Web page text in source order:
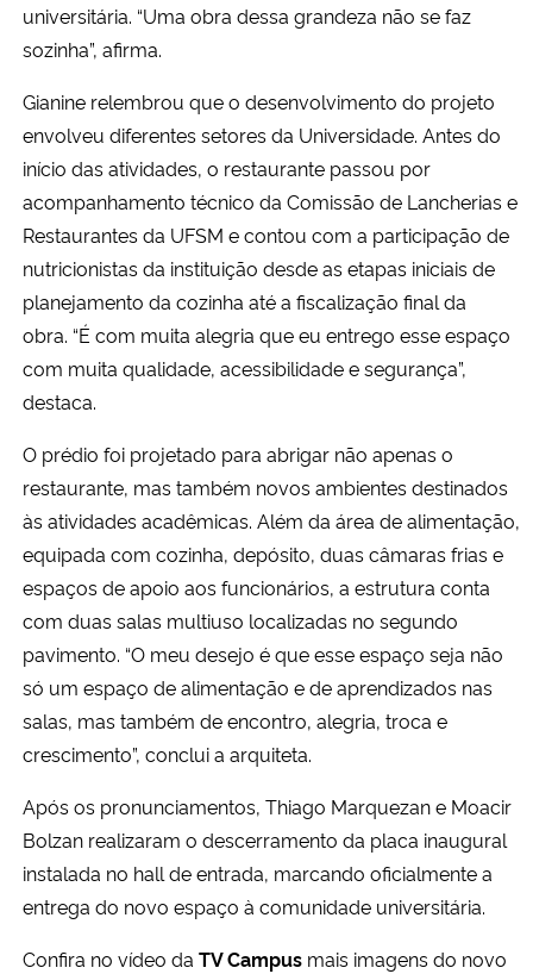
universitária. “Uma obra dessa grandeza não se faz
sozinha”, afirma.
Gianine relembrou que o desenvolvimento do projeto
envolveu diferentes setores da Universidade. Antes do
início das atividades, o restaurante passou por
acompanhamento técnico da Comissão de Lancherias e
Restaurantes da UFSM e contou com a participação de
nutricionistas da instituição desde as etapas iniciais de
planejamento da cozinha até a fiscalização final da
obra. “É com muita alegria que eu entrego esse espaço
com muita qualidade, acessibilidade e segurança”,
destaca.
O prédio foi projetado para abrigar não apenas o
restaurante, mas também novos ambientes destinados
às atividades acadêmicas. Além da área de alimentação,
equipada com cozinha, depósito, duas câmaras frias e
espaços de apoio aos funcionários, a estrutura conta
com duas salas multiuso localizadas no segundo
pavimento. “O meu desejo é que esse espaço seja não
só um espaço de alimentação e de aprendizados nas
salas, mas também de encontro, alegria, troca e
crescimento”, conclui a arquiteta.
Após os pronunciamentos, Thiago Marquezan e Moacir
Bolzan realizaram o descerramento da placa inaugural
instalada no hall de entrada, marcando oficialmente a
entrega do novo espaço à comunidade universitária.
Confira no vídeo da TV Campus mais imagens do novo